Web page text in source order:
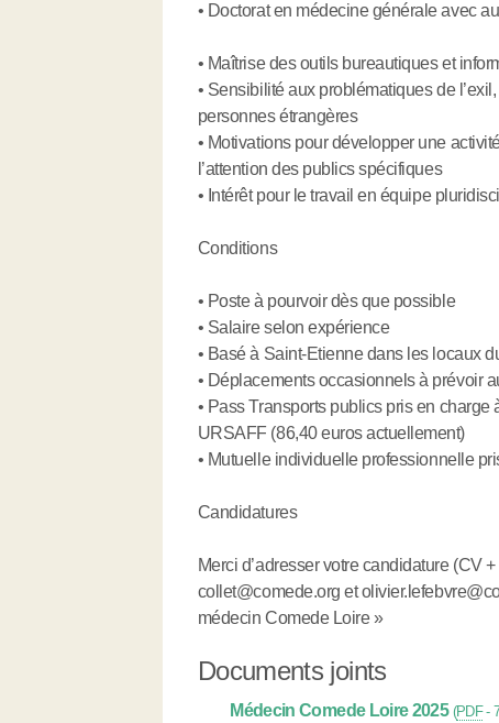
• Doctorat en médecine générale avec
• Maîtrise des outils bureautiques et
• Sensibilité aux problématiques de
personnes étrangères
• Motivations pour développer une
l’attention des publics spécifiques
• Intérêt pour le travail en équipe
Conditions
• Poste à pourvoir dès que possible
• Salaire selon expérience
• Basé à Saint-Etienne dans les locaux
• Déplacements occasionnels à prévoir
• Pass Transports publics pris en
URSAFF (86,40 euros actuellement)
• Mutuelle individuelle professionnelle
Candidatures
Merci d’adresser votre candidature (CV
collet@comede.org et
médecin Comede Loire »
Documents joints
Médecin Comede Loire 2025 (PDF-